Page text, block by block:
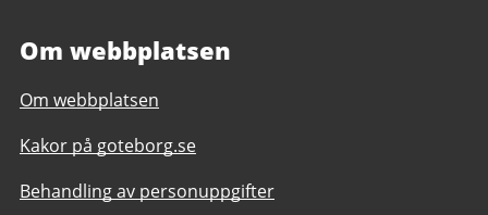
Om webbplatsen
Om webbplatsen
Kakor på goteborg.se
Behandling av personuppgifter